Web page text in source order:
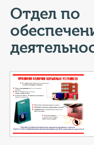
ТУРИСТАМ
КОНТАКТЫ
ТАРИФЫ
ГЕРОИ Z
КАТАЛОГ УСЛУГ
СЛУЖБА ПО
Отдел по